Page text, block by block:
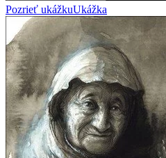
Pozrieť ukážkuUkážka